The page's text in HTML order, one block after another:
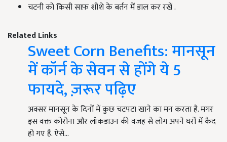
चटनी को किसी साफ़ शीशे के बर्तन में डाल कर रखें .
Related Links
Sweet Corn Benefits: मानसून
में कॉर्न के सेवन से होंगे ये 5
फायदे, ज़रूर पढ़िए
अक्सर मानसून के दिनों में कुछ चटपटा खाने का मन करता है. मगर
इस वक्त कोरोना और लॉकडाउन की वजह से लोग अपने घरों में कैद
हो गए हैं. ऐसे…